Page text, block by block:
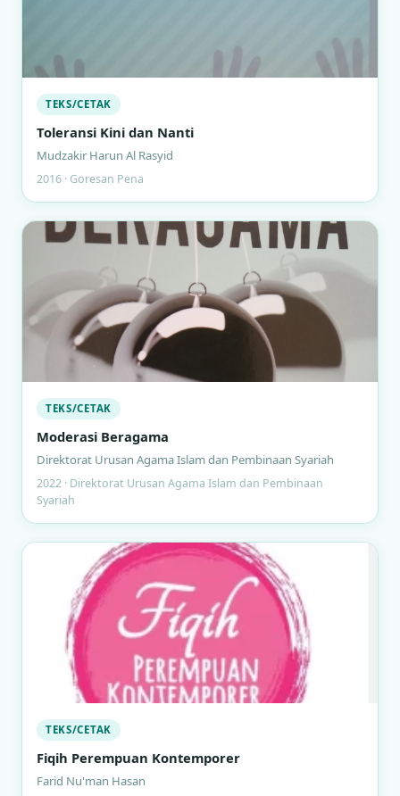
TEKS/CETAK
Toleransi Kini dan Nanti
Mudzakir Harun Al Rasyid
2016 · Goresan Pena
TEKS/CETAK
Moderasi Beragama
Direktorat Urusan Agama Islam dan Pembinaan Syariah
2022 · Direktorat Urusan Agama Islam dan Pembinaan
Syariah
TEKS/CETAK
Fiqih Perempuan Kontemporer
Farid Nu'man Hasan